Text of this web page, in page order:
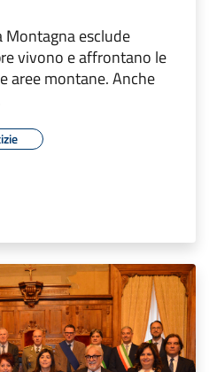
Montagna esclude
vivono e affrontano le
aree montane. Anche